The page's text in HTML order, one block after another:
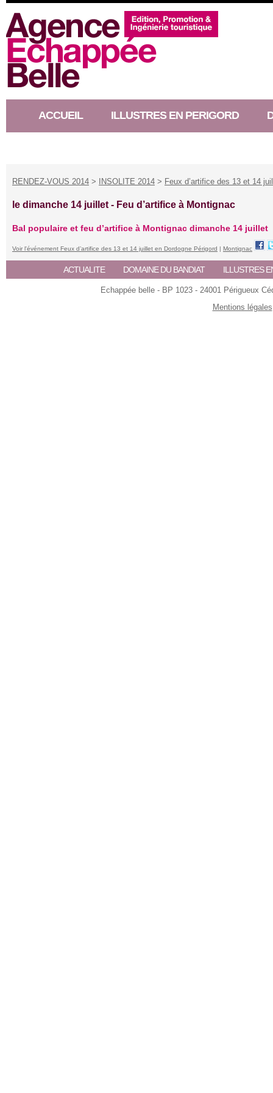
ACCUEIL ILLUSTRES EN PERIGORD
RENDEZ-VOUS 2014 > INSOLITE 2014 > Feux d’artifice des 13 et 14
le dimanche 14 juillet - Feu d’artifice à Montignac
Bal populaire et feu d’artifice à Montignac dimanche 14 juillet
Voir l'événement Feux d’artifice des 13 et 14 juillet en Dordogne Périgord | Montignac
ACTUALITE DOMAINE DU BANDIAT ILLUSTRES
Echappée belle - BP 1023 - 24001 Périgueux
Mentions légales